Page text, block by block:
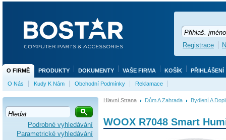
Hlavní Strana Dům A Zahrada Bydlení A
WOOX R7048 Smart
Podrobné vyhledávání
Parametrické vyhledávání
O FIRMĚ PRODUKTY DOKUMENTY VAŠE FIRMA KOŠÍK PŘIHLÁŠENÍ
O Nás Kudy K Nám Obchodní Podmínky Reklamace
Registrace